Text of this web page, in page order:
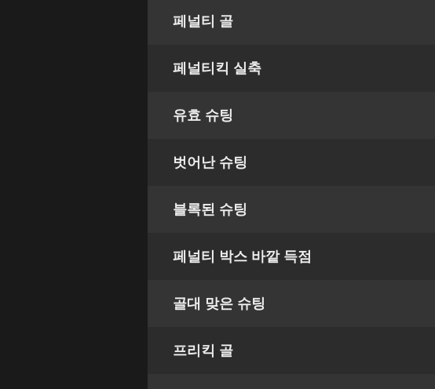
페널티 골
페널티킥 실축
유효 슈팅
벗어난 슈팅
블록된 슈팅
페널티 박스 바깥 득점
골대 맞은 슈팅
프리킥 골